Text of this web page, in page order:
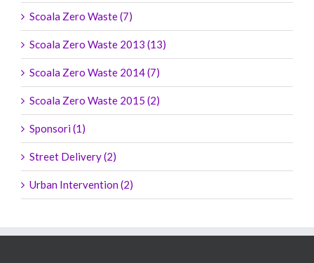
Scoala Zero Waste (7)
Scoala Zero Waste 2013 (13)
Scoala Zero Waste 2014 (7)
Scoala Zero Waste 2015 (2)
Sponsori (1)
Street Delivery (2)
Urban Intervention (2)